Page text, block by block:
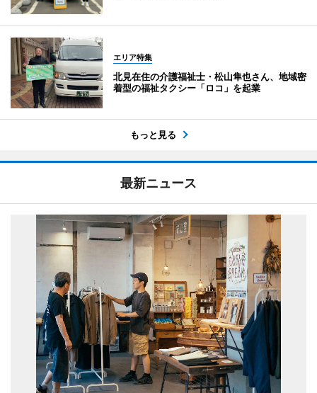
エリア特集
北見在住の介護福祉士・松山隼也さん、地域密
着型の福祉タクシー「ロコ」を起業
もっと見る
最新ニュース